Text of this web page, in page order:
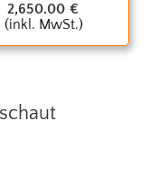
2,650.00 €
(inkl. MwSt.)